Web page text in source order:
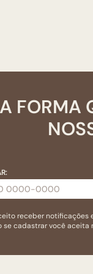
FORMA
receber notificações
se cadastrar você aceita